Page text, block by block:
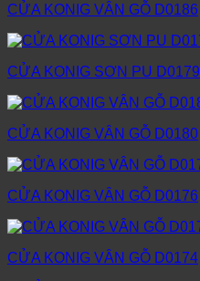
CỬA KONIG VÂN GỖ D0186
CỬA KONIG SƠN PU D0179
CỬA KONIG VÂN GỖ D0180
CỬA KONIG VÂN GỖ D0176
CỬA KONIG VÂN GỖ D0174